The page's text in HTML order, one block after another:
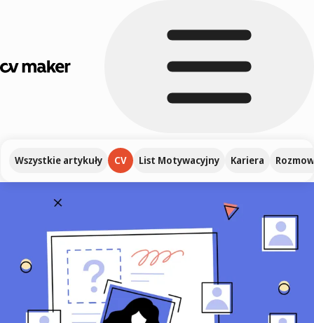
Wszystkie artykuły CV List Motywacyjny Kariera